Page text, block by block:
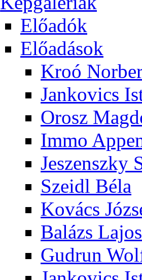
Elő­adók
Elő­adá­sok
Kroó
Jan­ko­vics
Orosz
Im­mo
Je­szensz­ky
Szeidl Bé­la
Ko­vács
Ba­lázs La­jos
Gud­run